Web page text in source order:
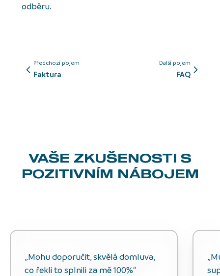
odběru.
Předchozí pojem
Faktura
Další pojem
FAQ
VAŠE ZKUŠENOSTI S
POZITIVNÍM NÁBOJEM
„Mohu doporučit, skvělá domluva,
co řekli to splnili za mě 100%“